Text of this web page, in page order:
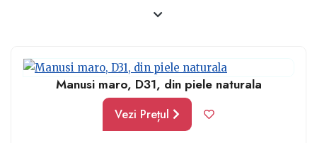
Manusi maro, D31, din piele naturala
Vezi Prețul